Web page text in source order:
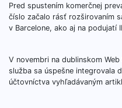
Pred spustením komerčnej
číslo začalo rásť rozširovaním
v Barcelone, ako aj na podujatí
V novembri na dublinskom
služba sa úspešne integrovala
účtovníctva vyhľadávaným